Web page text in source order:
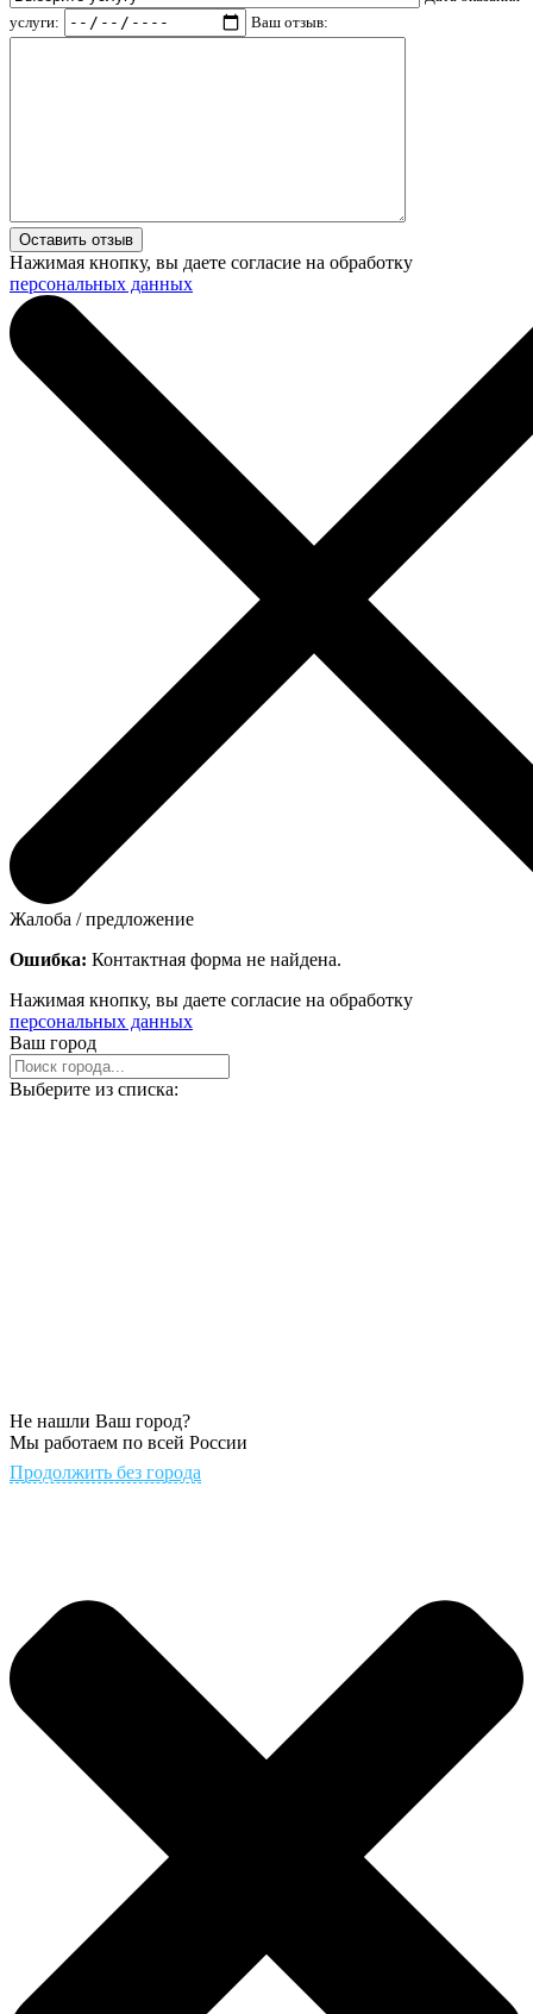
услуги:
Ваш отзыв:
Нажимая кнопку, вы даете согласие на обработку
персональных данных
Жалоба / предложение
Ошибка: Контактная форма не найдена.
Нажимая кнопку, вы даете согласие на обработку
персональных данных
Ваш город
Выберите из списка:
Не нашли Ваш город?
Мы работаем по всей России
Продолжить без города